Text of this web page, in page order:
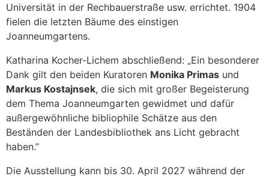
Universität in der Rechbauerstraße usw. errichtet. 1904
fielen die letzten Bäume des einstigen
Joanneumgartens.
Katharina Kocher-Lichem abschließend: „Ein besonderer
Dank gilt den beiden Kuratoren Monika Primas und
Markus Kostajnsek, die sich mit großer Begeisterung
dem Thema Joanneumgarten gewidmet und dafür
außergewöhnliche bibliophile Schätze aus den
Beständen der Landesbibliothek ans Licht gebracht
haben.”
Die Ausstellung kann bis 30. April 2027 während der